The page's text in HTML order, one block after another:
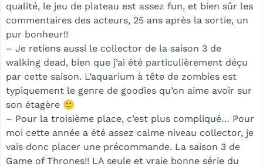
qualité, le jeu de plateau est assez fun, et bien sûr les
commentaires des acteurs, 25 ans après la sortie, un
pur bonheur!!
– Je retiens aussi le collector de la saison 3 de
walking dead, bien que j’ai été particulièrement déçu
par cette saison. L’aquarium à tête de zombies est
typiquement le genre de goodies qu’on aime avoir sur
son étagère 🙂
– Pour la troisième place, c’est plus compliqué… Pour
moi cette année a été assez calme niveau collector, je
vais donc placer une précommande. La saison 3 de
Game of Thrones!! LA seule et vraie bonne série du